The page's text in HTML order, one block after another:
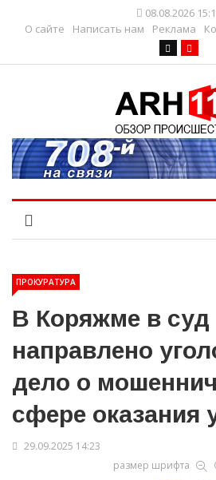
08.08.2026
О сайте
Написать нам Реклама
ПРОКУРАТУРА
В Коряжме в суд
направлено
дело о
сфере оказания
29.09.2025 14:23
размер шрифта